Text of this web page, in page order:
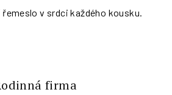
v srdci každého kousku.
firma